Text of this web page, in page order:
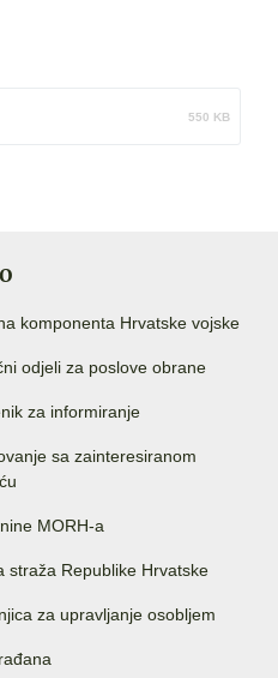
550 KB
komponenta Hrvatske vojske
odjeli za poslove obrane
za informiranje
sa zainteresiranom
MORH-a
straža Republike Hrvatske
za upravljanje osobljem